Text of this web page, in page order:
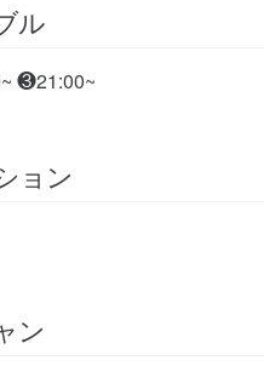
ル
❸21:00~
ョン
ン